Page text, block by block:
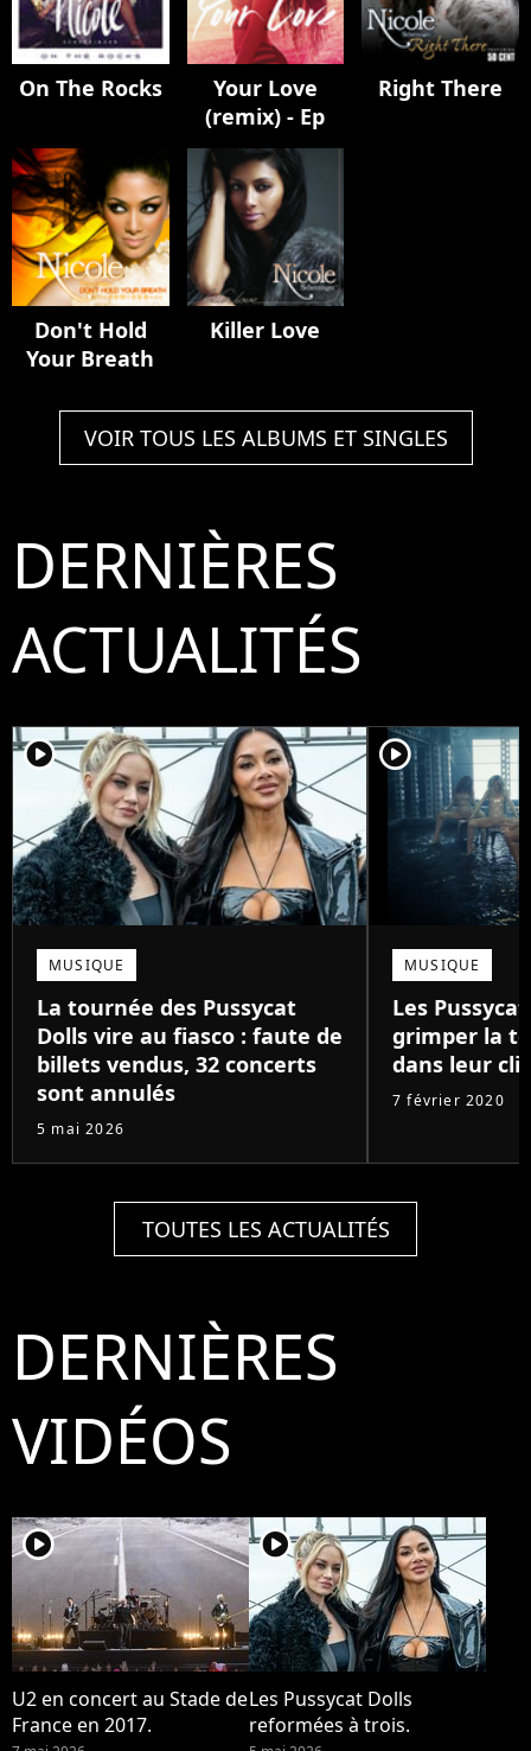
On The Rocks
Your Love
(remix) - Ep
Right There
Don't Hold
Your Breath
Killer Love
VOIR TOUS LES ALBUMS ET SINGLES
DERNIÈRES
ACTUALITÉS
player2
MUSIQUE
La tournée des Pussycat
Dolls vire au fiasco : faute de
billets vendus, 32 concerts
sont annulés
5 mai 2026
player2
MUSIQUE
Les
grimper la
dans leur
7 février 2020
TOUTES LES ACTUALITÉS
DERNIÈRES
VIDÉOS
player2
U2 en concert au Stade de
France en 2017.
player2
Les Pussycat Dolls
reformées à trois.